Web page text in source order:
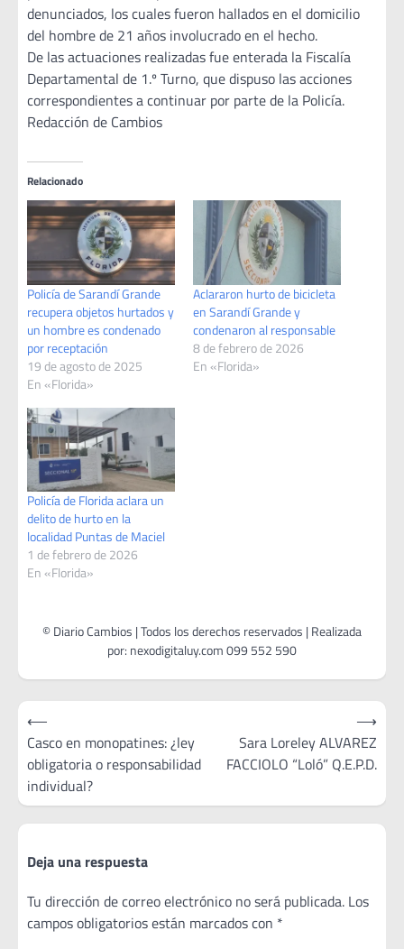
denunciados, los cuales fueron hallados en el domicilio
del hombre de 21 años involucrado en el hecho.
De las actuaciones realizadas fue enterada la Fiscalía
Departamental de 1.º Turno, que dispuso las acciones
correspondientes a continuar por parte de la Policía.
Redacción de Cambios
Relacionado
Policía de Sarandí Grande
recupera objetos hurtados y
un hombre es condenado
por receptación
19 de agosto de 2025
En «Florida»
Aclararon hurto de bicicleta
en Sarandí Grande y
condenaron al responsable
8 de febrero de 2026
En «Florida»
Policía de Florida aclara un
delito de hurto en la
localidad Puntas de Maciel
1 de febrero de 2026
En «Florida»
Navegación
de
entradas
⟵
Casco en monopatines: ¿ley
obligatoria o responsabilidad
individual?
Sara Loreley ALVAREZ
FACCIOLO “Loló” Q.E.P.D.
⟶
Deja una respuesta
Tu dirección de correo electrónico no será publicada. Los
campos obligatorios están marcados con *